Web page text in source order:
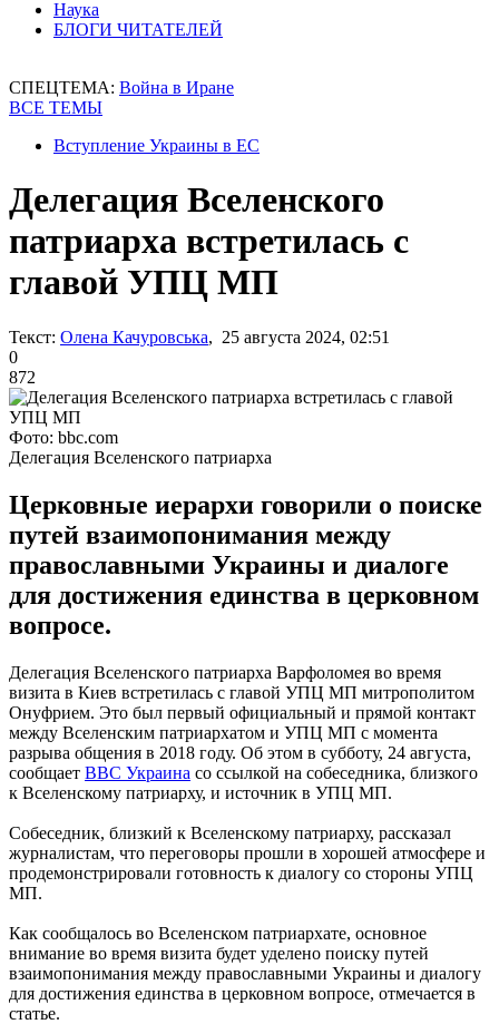
Наука
БЛОГИ ЧИТАТЕЛЕЙ
СПЕЦТЕМА: Война в Иране
ВСЕ ТЕМЫ
Вступление Украины в ЕС
Делегация Вселенского
патриарха встретилась с
главой УПЦ МП
Текст: Олена Качуровська, 25 августа 2024, 02:51
0
872
Фото: bbc.com
Делегация Вселенского патриарха
Церковные иерархи говорили о поиске
путей взаимопонимания между
православными Украины и диалоге
для достижения единства в церковном
вопросе.
Делегация Вселенского патриарха Варфоломея во время
визита в Киев встретилась с главой УПЦ МП митрополитом
Онуфрием. Это был первый официальный и прямой контакт
между Вселенским патриархатом и УПЦ МП с момента
разрыва общения в 2018 году. Об этом в субботу, 24 августа,
сообщает BBC Украина со ссылкой на собеседника, близкого
к Вселенскому патриарху, и источник в УПЦ МП.
Собеседник, близкий к Вселенскому патриарху, рассказал
журналистам, что переговоры прошли в хорошей атмосфере и
продемонстрировали готовность к диалогу со стороны УПЦ
МП.
Как сообщалось во Вселенском патриархате, основное
внимание во время визита будет уделено поиску путей
взаимопонимания между православными Украины и диалогу
для достижения единства в церковном вопросе, отмечается в
статье.